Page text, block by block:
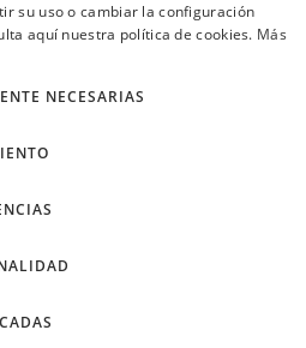
(02) 298 1300
su uso o cambiar la configuración
aquí nuestra política de cookies. Más
NECESARIAS